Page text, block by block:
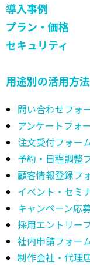
導入事例
プラン・価格
セキュリティ
用途別の活用方法
問い合わせフォ
アンケートフォ
注文受付フォー
予約・日程調整
顧客情報登録フ
イベント・セミ
キャンペーン応
採用エントリー
社内申請フォー
制作会社・代理